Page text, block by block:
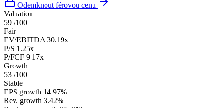
Odemknout férovou cenu
Valuation
59 /100
Fair
EV/EBITDA 30.19x
P/S 1.25x
P/FCF 9.17x
Growth
53 /100
Stable
EPS growth 14.97%
Rev. growth 3.42%